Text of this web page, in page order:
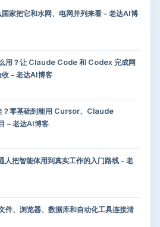
家把它和水网、电网并列来看 – 老达AI博
用？让 Claude Code 和 Codex 完成网
– 老达AI博客
？零基础到能用 Cursor、Claude
– 老达AI博客
把智能体用到真实工作的入门路线 – 老
件、浏览器、数据库和自动化工具连接清